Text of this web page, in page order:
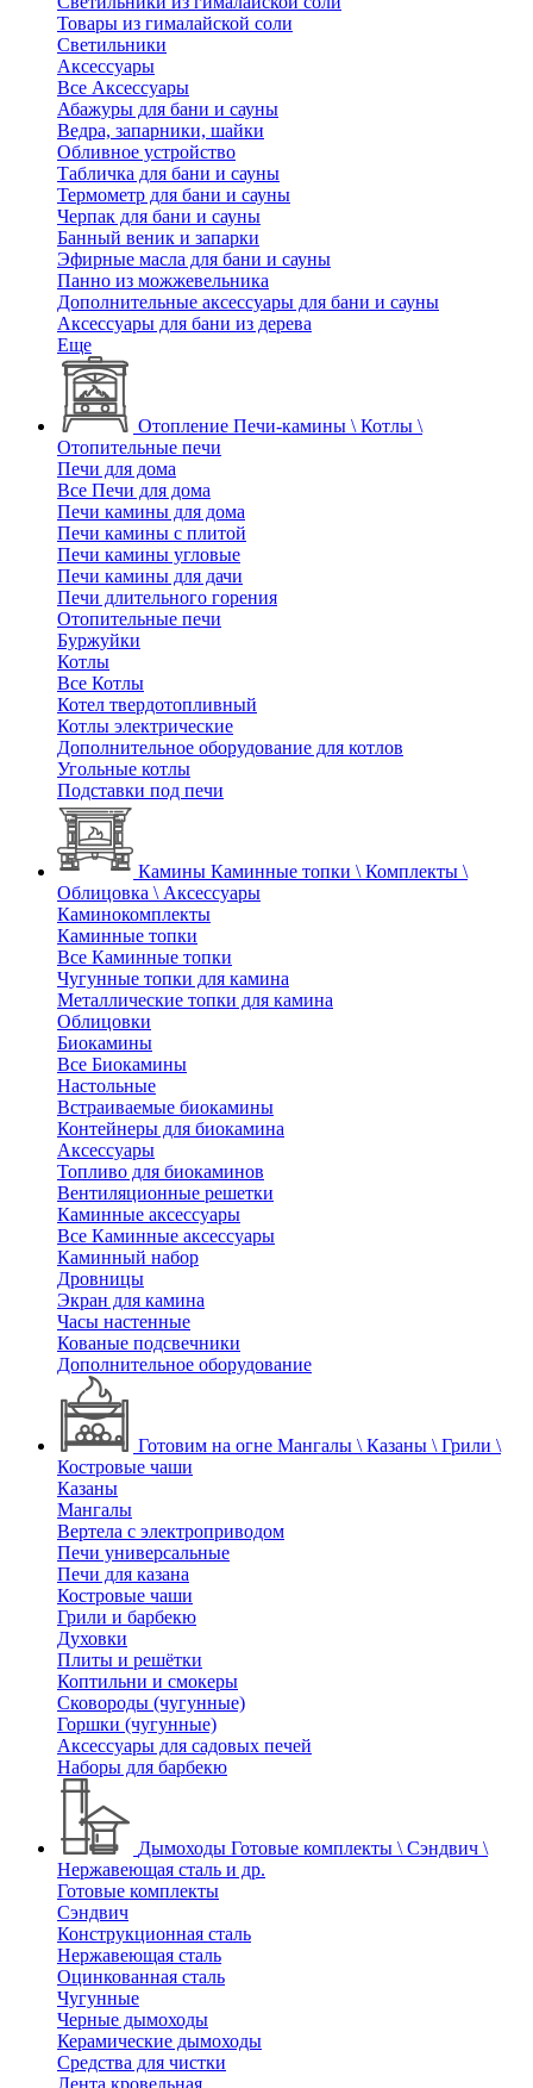
Товары из гималайской соли
Светильники
Аксессуары
Все Аксессуары
Абажуры для бани и сауны
Ведра, запарники, шайки
Обливное устройство
Табличка для бани и сауны
Термометр для бани и сауны
Черпак для бани и сауны
Банный веник и запарки
Эфирные масла для бани и сауны
Панно из можжевельника
Дополнительные аксессуары для бани и сауны
Аксессуары для бани из дерева
Еще
Отопление Печи-камины \ Котлы \
Отопительные печи
Печи для дома
Все Печи для дома
Печи камины для дома
Печи камины с плитой
Печи камины угловые
Печи камины для дачи
Печи длительного горения
Отопительные печи
Буржуйки
Котлы
Все Котлы
Котел твердотопливный
Котлы электрические
Дополнительное оборудование для котлов
Угольные котлы
Подставки под печи
Камины Каминные топки \ Комплекты \
Облицовка \ Аксессуары
Каминокомплекты
Каминные топки
Все Каминные топки
Чугунные топки для камина
Металлические топки для камина
Облицовки
Биокамины
Все Биокамины
Настольные
Встраиваемые биокамины
Контейнеры для биокамина
Аксессуары
Топливо для биокаминов
Вентиляционные решетки
Каминные аксессуары
Все Каминные аксессуары
Каминный набор
Дровницы
Экран для камина
Часы настенные
Кованые подсвечники
Дополнительное оборудование
Готовим на огне Мангалы \ Казаны \ Грили \
Костровые чаши
Казаны
Мангалы
Вертела с электроприводом
Печи универсальные
Печи для казана
Костровые чаши
Грили и барбекю
Духовки
Плиты и решётки
Коптильни и смокеры
Сковороды (чугунные)
Горшки (чугунные)
Аксессуары для садовых печей
Наборы для барбекю
Дымоходы Готовые комплекты \ Сэндвич \
Нержавеющая сталь и др.
Готовые комплекты
Сэндвич
Конструкционная сталь
Нержавеющая сталь
Оцинкованная сталь
Чугунные
Черные дымоходы
Керамические дымоходы
Средства для чистки
Лента кровельная